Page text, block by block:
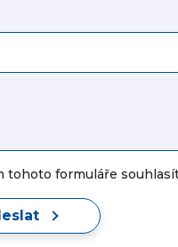
tohoto formuláře